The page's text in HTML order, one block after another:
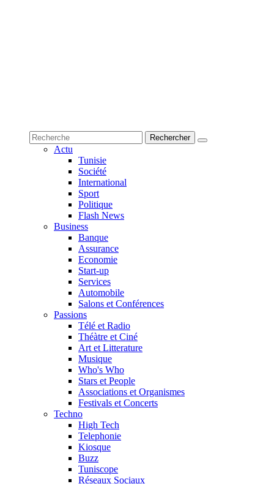
Actu
Tunisie
Société
International
Sport
Politique
Flash News
Business
Banque
Assurance
Economie
Start-up
Services
Automobile
Salons et Conférences
Passions
Télé et Radio
Théàtre et Ciné
Art et Litterature
Musique
Who's Who
Stars et People
Associations et Organismes
Festivals et Concerts
Techno
High Tech
Telephonie
Kiosque
Buzz
Tuniscope
Réseaux Sociaux